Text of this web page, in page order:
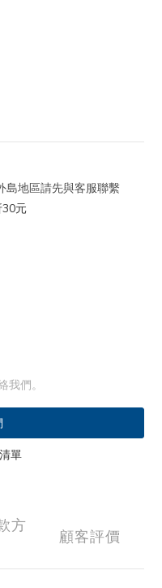
島地區請先與客服聯繫
元
我們。
單
方
顧客評價